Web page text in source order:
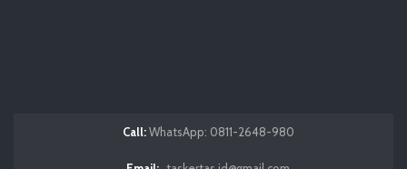
Call:WhatsApp: 0811-2648-980